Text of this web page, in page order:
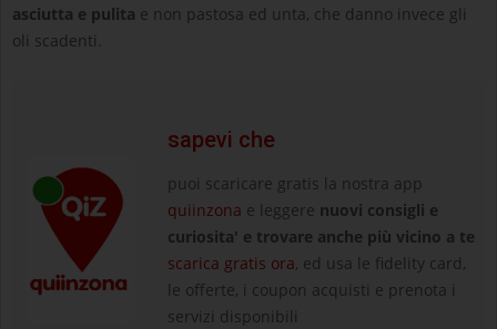
asciutta e pulita e non pastosa ed unta, che danno invece gli
oli scadenti.
sapevi che
puoi scaricare gratis la nostra app
quiinzona e leggere nuovi consigli e
curiosita' e trovare anche più vicino a te
scarica gratis ora, ed usa le fidelity card,
le offerte, i coupon acquisti e prenota i
servizi disponibili